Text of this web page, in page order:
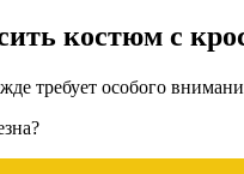
костюм с
требует особого